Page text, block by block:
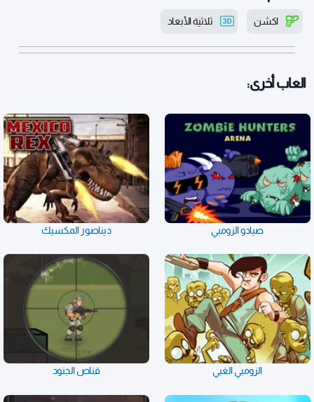
اكشن ثلاثية الأبعاد
العاب أخرى:
صيادو الزومبي ديناصور المكسيك
الزومبي الغبي قناص الجنود